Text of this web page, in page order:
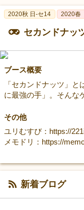
2020秋 日-セ14 2020春
セカンドナッ
ブース概要
「セカンドナッツ」
に最強の手」。そんな
その他
ユリむすび：https://
メモドリ：https://
新着ブログ